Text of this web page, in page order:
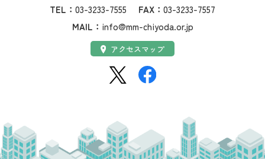
TEL： 03-3233-7555 FAX： 03-3233-7557
MAIL： info@mm-chiyoda.or.jp
アクセス：
アクセスマップ
SNS：